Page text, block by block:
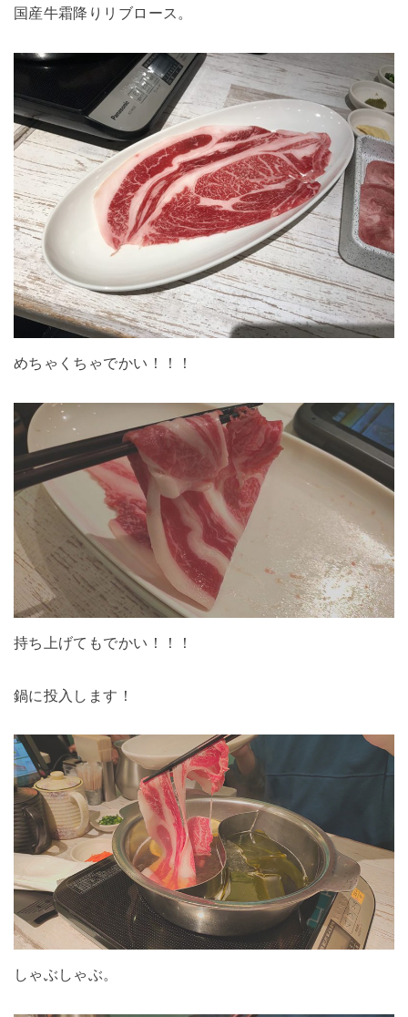
国産牛霜降りリブロース。
めちゃくちゃでかい！！！
持ち上げてもでかい！！！
鍋に投入します！
しゃぶしゃぶ。